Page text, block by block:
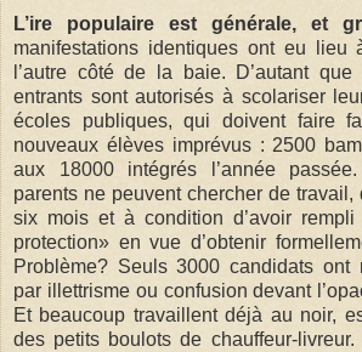
L’ire populaire est générale, et
manifestations identiques ont eu lieu
l’autre côté de la baie. D’autant
entrants sont autorisés à scolariser
écoles publiques, qui doivent faire
nouveaux élèves imprévus : 2500
aux 18000 intégrés l’année
parents ne peuvent chercher de
six mois et à condition d’avoir
protection» en vue d’obtenir
Problème? Seuls 3000 candidats ont
par illettrisme ou confusion devant
Et beaucoup travaillent déjà au noir,
des petits boulots de chauffeur-